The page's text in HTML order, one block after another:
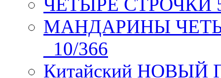
МАНДАРИНЫ
_10/366
Китайский НОВЫЙ